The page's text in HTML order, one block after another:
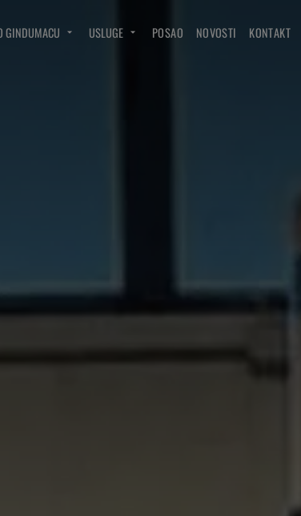
GINDUMACU USLUGE POSAO NOVOSTI KONTAKT